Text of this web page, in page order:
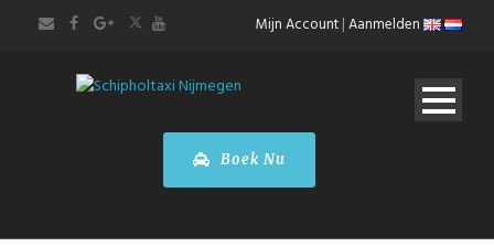
Mijn Account|Aanmelden
Boek Nu